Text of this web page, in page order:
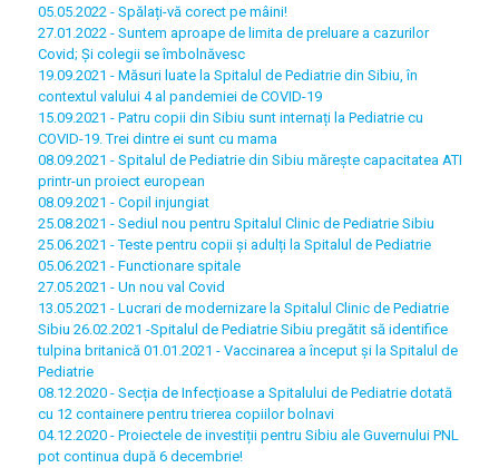
05.05.2022 - Spălați-vă corect pe mâini!
27.01.2022 - Suntem aproape de limita de preluare a cazurilor
Covid; Și colegii se îmbolnăvesc
19.09.2021 - Măsuri luate la Spitalul de Pediatrie din Sibiu, în
contextul valului 4 al pandemiei de COVID-19
15.09.2021 - Patru copii din Sibiu sunt internați la Pediatrie cu
COVID-19. Trei dintre ei sunt cu mama
08.09.2021 - Spitalul de Pediatrie din Sibiu mărește capacitatea ATI
printr-un proiect european
08.09.2021 - Copil injungiat
25.08.2021 - Sediul nou pentru Spitalul Clinic de Pediatrie Sibiu
25.06.2021 - Teste pentru copii și adulți la Spitalul de Pediatrie
05.06.2021 - Functionare spitale
27.05.2021 - Un nou val Covid
13.05.2021 - Lucrari de modernizare la Spitalul Clinic de Pediatrie
Sibiu 26.02.2021 -Spitalul de Pediatrie Sibiu pregătit să identifice
tulpina britanică 01.01.2021 - Vaccinarea a început şi la Spitalul de
Pediatrie
08.12.2020 - Secția de Infecțioase a Spitalului de Pediatrie dotată
cu 12 containere pentru trierea copiilor bolnavi
04.12.2020 - Proiectele de investiții pentru Sibiu ale Guvernului PNL
pot continua după 6 decembrie!